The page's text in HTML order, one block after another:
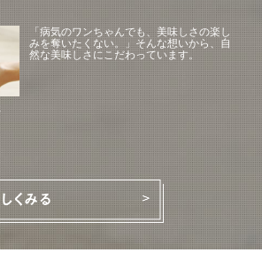
「病気のワンちゃんでも、美味しさの楽し
みを奪いたくない。」そんな想いから、自
然な美味しさにこだわっています。